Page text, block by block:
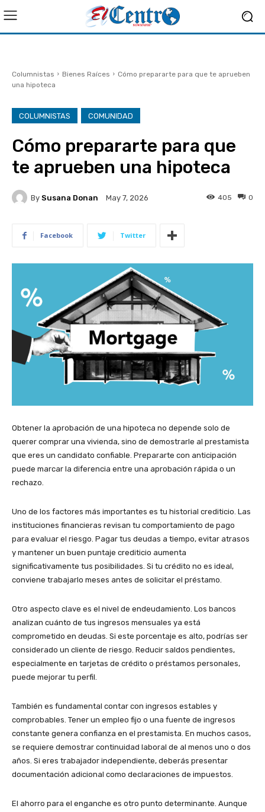
Columnistas Bienes Raíces
Cómo prepararte para que te aprueben
una hipoteca
COLUMNISTAS COMUNIDAD
Cómo prepararte para que
te aprueben una hipoteca
By Susana Donan May 7, 2026 0
405
Facebook Twitter
Obtener la aprobación de una hipoteca no depende solo de
querer comprar una vivienda, sino de demostrarle al prestamista
que eres un candidato confiable. Prepararte con anticipación
puede marcar la diferencia entre una aprobación rápida o un
rechazo.
Uno de los factores más importantes es tu historial crediticio. Las
instituciones financieras revisan tu comportamiento de pago
para evaluar el riesgo. Pagar tus deudas a tiempo, evitar atrasos
y mantener un buen puntaje crediticio aumenta
significativamente tus posibilidades. Si tu crédito no es ideal,
conviene trabajarlo meses antes de solicitar el préstamo.
Otro aspecto clave es el nivel de endeudamiento. Los bancos
analizan cuánto de tus ingresos mensuales ya está
comprometido en deudas. Si este porcentaje es alto, podrías ser
considerado un cliente de riesgo. Reducir saldos pendientes,
especialmente en tarjetas de crédito o préstamos personales,
puede mejorar tu perfil.
También es fundamental contar con ingresos estables y
comprobables. Tener un empleo fijo o una fuente de ingresos
constante genera confianza en el prestamista. En muchos casos,
se requiere demostrar continuidad laboral de al menos uno o dos
años. Si eres trabajador independiente, deberás presentar
documentación adicional como declaraciones de impuestos.
El ahorro para el enganche es otro punto determinante. Aunque